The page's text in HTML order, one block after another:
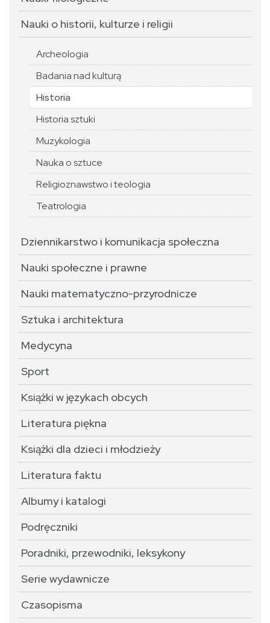
Nauki o historii, kulturze i religii
Archeologia
Badania nad kulturą
Historia
Historia sztuki
Muzykologia
Nauka o sztuce
Religioznawstwo i teologia
Teatrologia
Dziennikarstwo i komunikacja społeczna
Nauki społeczne i prawne
Nauki matematyczno-przyrodnicze
Sztuka i architektura
Medycyna
Sport
Książki w językach obcych
Literatura piękna
Książki dla dzieci i młodzieży
Literatura faktu
Albumy i katalogi
Podręczniki
Poradniki, przewodniki, leksykony
Serie wydawnicze
Czasopisma